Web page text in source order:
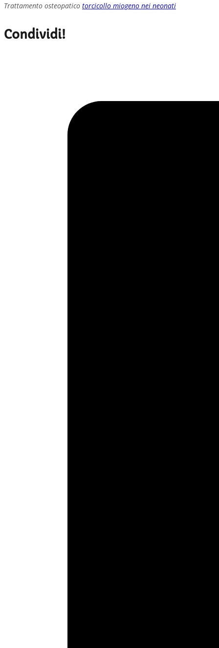
Trattamento osteopatico torcicollo miogeno nei neonati
Condividi!